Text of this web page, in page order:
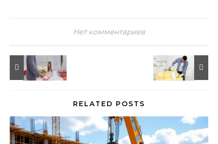
Нет комментариев
RELATED POSTS